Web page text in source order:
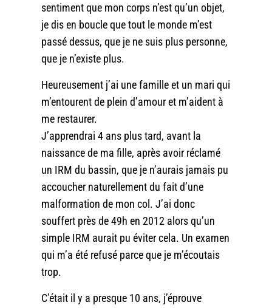
sentiment que mon corps n’est qu’un objet,
je dis en boucle que tout le monde m’est
passé dessus, que je ne suis plus personne,
que je n’existe plus.
Heureusement j’ai une famille et un mari qui
m’entourent de plein d’amour et m’aident à
me restaurer.
J’apprendrai 4 ans plus tard, avant la
naissance de ma fille, après avoir réclamé
un IRM du bassin, que je n’aurais jamais pu
accoucher naturellement du fait d’une
malformation de mon col. J’ai donc
souffert près de 49h en 2012 alors qu’un
simple IRM aurait pu éviter cela. Un examen
qui m’a été refusé parce que je m’écoutais
trop.
C’était il y a presque 10 ans, j’éprouve